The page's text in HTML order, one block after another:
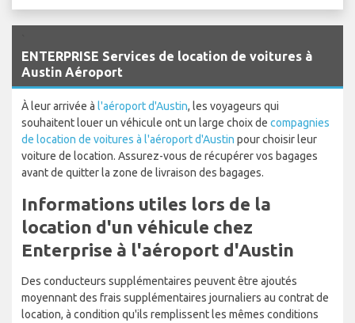
ENTERPRISE Services de location de voitures à
Austin Aéroport
À leur arrivée à l'aéroport d'Austin, les voyageurs qui
souhaitent louer un véhicule ont un large choix de compagnies
de location de voitures à l'aéroport d'Austin pour choisir leur
voiture de location. Assurez-vous de récupérer vos bagages
avant de quitter la zone de livraison des bagages.
Informations utiles lors de la
location d'un véhicule chez
Enterprise à l'aéroport d'Austin
Des conducteurs supplémentaires peuvent être ajoutés
moyennant des frais supplémentaires journaliers au contrat de
location, à condition qu'ils remplissent les mêmes conditions